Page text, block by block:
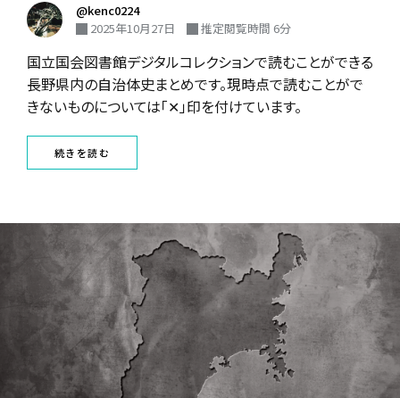
@kenc0224
2025年10月27日
推定閲覧時間 6分
国立国会図書館デジタルコレクションで読むことができる
長野県内の自治体史まとめです。現時点で読むことがで
きないものについては「✕」印を付けています。
続きを読む